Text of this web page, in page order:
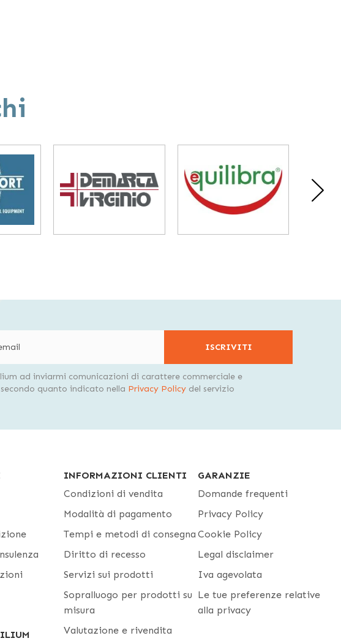
ISCRIVITI
ad inviarmi comunicazioni di carattere commerciale e
quanto indicato nella Privacy Policy del servizio
INFORMAZIONI CLIENTI
Condizioni di vendita
Modalità di pagamento
Tempi e metodi di consegna
Diritto di recesso
Servizi sui prodotti
Sopralluogo per prodotti su
misura
Valutazione e rivendita
GARANZIE
Domande frequenti
Privacy Policy
Cookie Policy
Legal disclaimer
Iva agevolata
Le tue preferenze relative
alla privacy